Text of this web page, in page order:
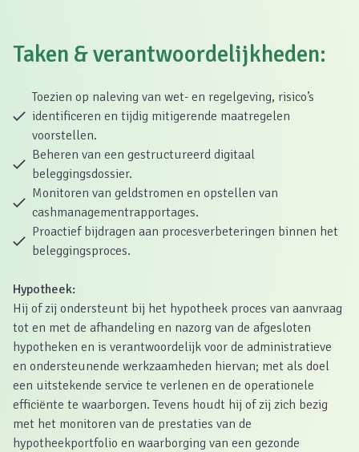
Taken & verantwoordelijkheden:
Toezien op naleving van wet- en regelgeving, risico’s
identificeren en tijdig mitigerende maatregelen
voorstellen.
Beheren van een gestructureerd digitaal
beleggingsdossier.
Monitoren van geldstromen en opstellen van
cashmanagementrapportages.
Proactief bijdragen aan procesverbeteringen binnen het
beleggingsproces.
Hypotheek:
Hij of zij ondersteunt bij het hypotheek proces van aanvraag
tot en met de afhandeling en nazorg van de afgesloten
hypotheken en is verantwoordelijk voor de administratieve
en ondersteunende werkzaamheden hiervan; met als doel
een uitstekende service te verlenen en de operationele
efficiënte te waarborgen. Tevens houdt hij of zij zich bezig
met het monitoren van de prestaties van de
hypotheekportfolio en waarborging van een gezonde